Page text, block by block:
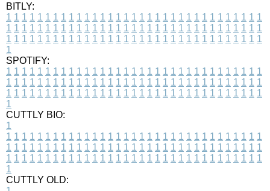
BITLY:
1 1 1 1 1 1 1 1 1 1 1 1 1 1 1 1 1 1 1 1 1 1 1 1 1 1 1 1 1 1 1 1 1
1 1 1 1 1 1 1 1 1 1 1 1 1 1 1 1 1 1 1 1 1 1 1 1 1 1 1 1 1 1 1 1 1
1 1 1 1 1 1 1 1 1 1 1 1 1 1 1 1 1 1 1 1 1 1 1 1 1 1 1 1 1 1 1 1 1
1
SPOTIFY:
1 1 1 1 1 1 1 1 1 1 1 1 1 1 1 1 1 1 1 1 1 1 1 1 1 1 1 1 1 1 1 1 1
1 1 1 1 1 1 1 1 1 1 1 1 1 1 1 1 1 1 1 1 1 1 1 1 1 1 1 1 1 1 1 1 1
1 1 1 1 1 1 1 1 1 1 1 1 1 1 1 1 1 1 1 1 1 1 1 1 1 1 1 1 1 1 1 1 1
1
CUTTLY BIO:
1
1 1 1 1 1 1 1 1 1 1 1 1 1 1 1 1 1 1 1 1 1 1 1 1 1 1 1 1 1 1 1 1 1
1 1 1 1 1 1 1 1 1 1 1 1 1 1 1 1 1 1 1 1 1 1 1 1 1 1 1 1 1 1 1 1 1
1 1 1 1 1 1 1 1 1 1 1 1 1 1 1 1 1 1 1 1 1 1 1 1 1 1 1 1 1 1 1 1 1
1
CUTTLY OLD: